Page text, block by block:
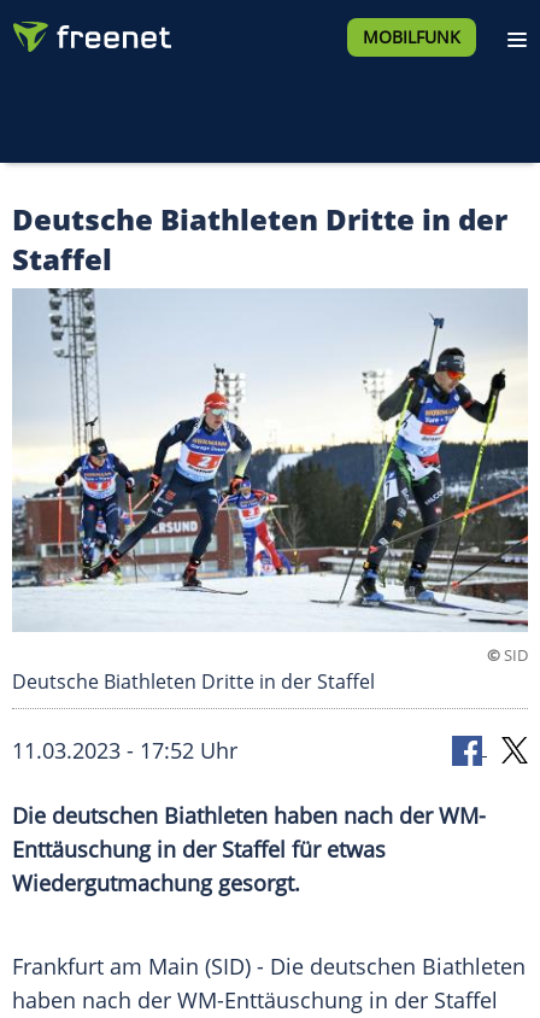
MOBILFUNK
Deutsche Biathleten Dritte in der
Staffel
©SID
Deutsche Biathleten Dritte in der Staffel
11.03.2023 - 17:52 Uhr
Die deutschen Biathleten haben nach der WM-
Enttäuschung in der Staffel für etwas
Wiedergutmachung gesorgt.
Frankfurt am Main (SID) - Die deutschen Biathleten
haben nach der WM-Enttäuschung in der Staffel